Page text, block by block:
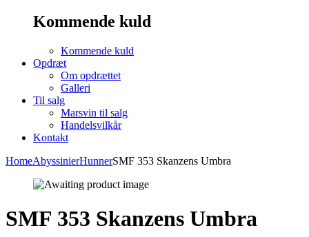
Kommende kuld
Kommende kuld
Opdræt
Om opdrættet
Galleri
Til salg
Marsvin til salg
Handelsvilkår
Kontakt
HomeAbyssinierHunnerSMF 353 Skanzens Umbra
SMF 353 Skanzens Umbra